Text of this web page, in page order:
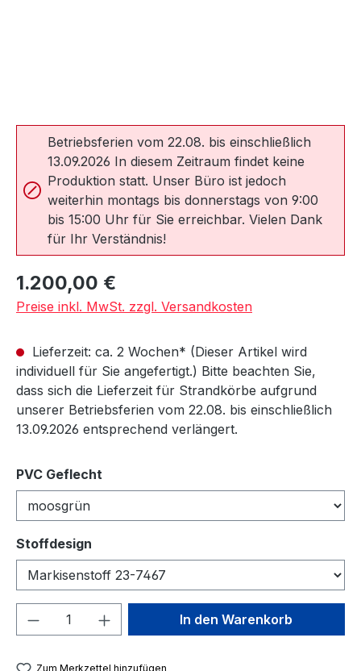
Betriebsferien vom 22.08. bis einschließlich
13.09.2026 In diesem Zeitraum findet keine
Produktion statt. Unser Büro ist jedoch
weiterhin montags bis donnerstags von 9:00
bis 15:00 Uhr für Sie erreichbar. Vielen Dank
für Ihr Verständnis!
Regulärer Preis:
1.200,00 €
Preise inkl. MwSt. zzgl. Versandkosten
Lieferzeit: ca. 2 Wochen* (Dieser Artikel wird
individuell für Sie angefertigt.) Bitte beachten Sie,
dass sich die Lieferzeit für Strandkörbe aufgrund
unserer Betriebsferien vom 22.08. bis einschließlich
13.09.2026 entsprechend verlängert.
PVC Geflecht
Stoffdesign
Produkt Anzahl: Gib denIn den Warenkorb
Zum Merkzettel hinzufügen